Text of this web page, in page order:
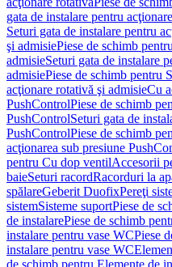
gata de instalare pentru
Seturi gata de instalare pentru
şi admisiePiese de schimb
admisieSeturi gata de instalare
admisiePiese de schimb pentru
acţionare rotativă şi admisieCu
PushControlPiese de schimb
PushControlSeturi gata de
PushControlPiese de schimb
acţionarea sub presiune
pentru Cu dop ventilAccesorii
baieSeturi racordRacorduri la
spălareGeberit DuofixPereţi
sistemSisteme suportPiese de
de instalarePiese de schimb
instalare pentru vase WCPiese
instalare pentru vase WC
de schimb pentru Elemente de